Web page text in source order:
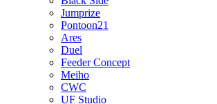
Jumprize
Pontoon21
Ares
Duel
Feeder Concept
Meiho
CWC
UF Studio